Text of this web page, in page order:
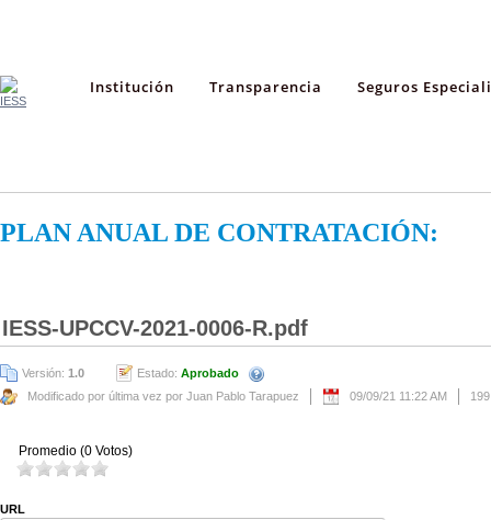
Institución Transparencia Seguros
PLAN ANUAL DE CONTRATACIÓN:
IESS-UPCCV-2021-0006-R.pdf
Versión: 1.0 Estado: Aprobado
Modificado por última vez por Juan Pablo Tarapuez
09/09/21 11:22 AM
Promedio (0 Votos)
URL